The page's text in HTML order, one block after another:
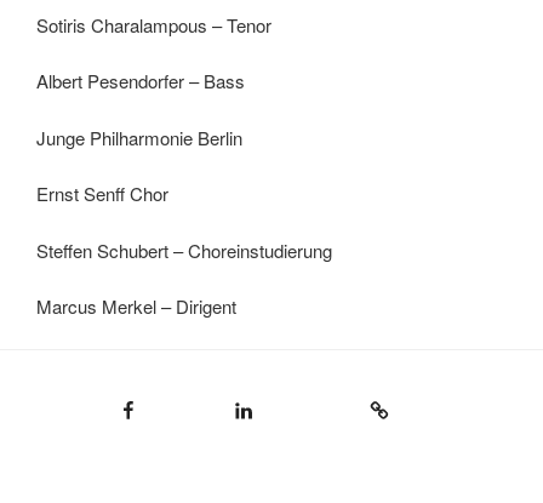
Sotiris Charalampous – Tenor
Albert Pesendorfer – Bass
Junge Philharmonie Berlin
Ernst Senff Chor
Steffen Schubert – Choreinstudierung
Marcus Merkel – Dirigent
Impressum